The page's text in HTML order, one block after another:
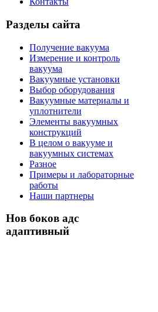
Разделы сайта
Получение вакуума
Измерение и контроль
вакуума
Вакуумные установки
Выбор оборудования
Вакуумные материалы и
уплотнители
Элементы вакуумных
конструкций
В целом о вакууме и
вакуумных системах
Разное
Примеры и лабораторные
работы
Наши партнеры
Нов боков адс
адаптивный